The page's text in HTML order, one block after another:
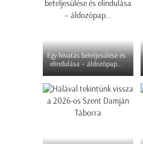
Egy hivatás beteljesülése és
elindulása – áldozópap...